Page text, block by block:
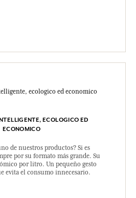
ECOLOGICO ED
ECONOMICO
de nuestros productos? Si es
por su formato más grande. Su
por litro. Un pequeño gesto
evita el consumo innecesario.